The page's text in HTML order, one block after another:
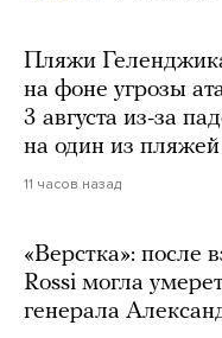
Пляжи
на фоне угрозы
3 августа из-за
на один из
11 часов назад
«Верстка»: после
Rossi могла
генерала